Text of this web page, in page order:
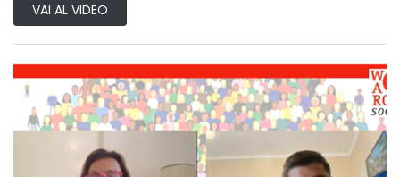
VAI AL VIDEO